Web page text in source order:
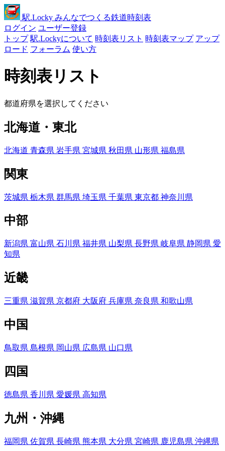
駅.Locky みんなでつくる鉄道時刻表
ログイン ユーザー登録
トップ 駅.Lockyについて 時刻表リスト 時刻表マップ アップ
ロード フォーラム 使い方
時刻表リスト
都道府県を選択してください
北海道・東北
北海道 青森県 岩手県 宮城県 秋田県 山形県 福島県
関東
茨城県 栃木県 群馬県 埼玉県 千葉県 東京都 神奈川県
中部
新潟県 富山県 石川県 福井県 山梨県 長野県 岐阜県 静岡県 愛
知県
近畿
三重県 滋賀県 京都府 大阪府 兵庫県 奈良県 和歌山県
中国
鳥取県 島根県 岡山県 広島県 山口県
四国
徳島県 香川県 愛媛県 高知県
九州・沖縄
福岡県 佐賀県 長崎県 熊本県 大分県 宮崎県 鹿児島県 沖縄県